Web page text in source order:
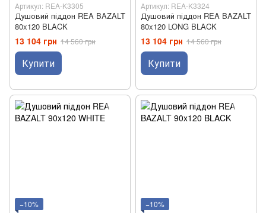
Артикул: REA-K3305
Душовий піддон REA BAZALT
80x120 BLACK
13 104 грн 14 560 грн
Купити
Артикул: REA-K3324
Душовий піддон REA BAZALT
80x120 LONG BLACK
13 104 грн 14 560 грн
Купити
−10% −10%